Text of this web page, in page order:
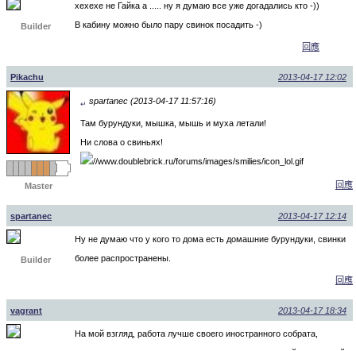
Builder
хехехе не Гайка а ..... ну я думаю все уже догадались кто -))
В кабину можно было пару свинок посадить -)
回應
Pikachu 2013-04-17 12:02
Master
↵ spartanec (2013-04-17 11:57:16)
Там бурундуки, мышка, мышь и муха летали!
Ни слова о свиньях!
回應
spartanec 2013-04-17 12:14
Builder
Ну не думаю что у кого то дома есть домашние бурундуки, свинки
более распространены.
回應
vagrant 2013-04-17 18:34
На мой взгляд, работа лучше своего иностранного собрата,